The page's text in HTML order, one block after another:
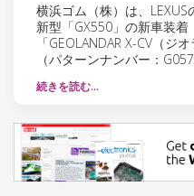
横浜ゴム（株）は、
新型「GX550」の新車装着
「GEOLANDAR X-CV（ジ
（パターンナンバー：
続きを読む…